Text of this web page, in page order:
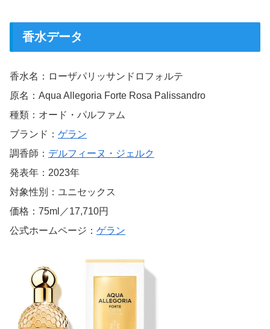
香水データ
香水名：ローザパリッサンドロフォルテ
原名：Aqua Allegoria Forte Rosa Palissandro
種類：オード・パルファム
ブランド： ゲラン
調香師： デルフィーヌ・ジェルク
発表年：2023年
対象性別：ユニセックス
価格：75ml／17,710円
公式ホームページ： ゲラン